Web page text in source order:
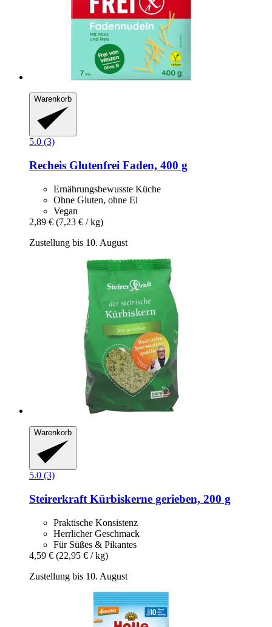
Warenkorb
5.0 (3)
Recheis Glutenfrei Faden, 400 g
Ernährungsbewusste Küche
Ohne Gluten, ohne Ei
Vegan
2,89 € (7,23 € / kg)
Zustellung bis 10. August
Warenkorb
5.0 (3)
Steirerkraft Kürbiskerne gerieben, 200 g
Praktische Konsistenz
Herrlicher Geschmack
Für Süßes & Pikantes
4,59 € (22,95 € / kg)
Zustellung bis 10. August